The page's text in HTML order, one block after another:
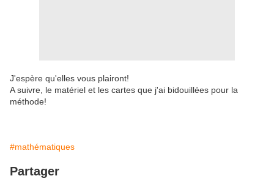
J'espère qu'elles vous plairont!
A suivre, le matériel et les cartes que j'ai bidouillées pour la
méthode!
#mathématiques
Partager